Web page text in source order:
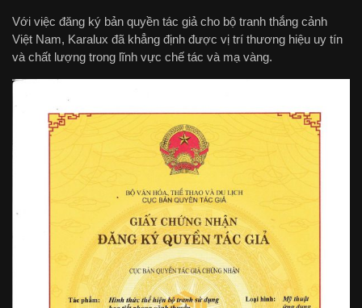
Với việc đăng ký bản quyền tác giả cho bộ tranh thắng cảnh
Việt Nam, Karalux đã khẳng định được vị trí thương hiệu uy tín
và chất lượng trong lĩnh vực chế tác và mạ vàng.